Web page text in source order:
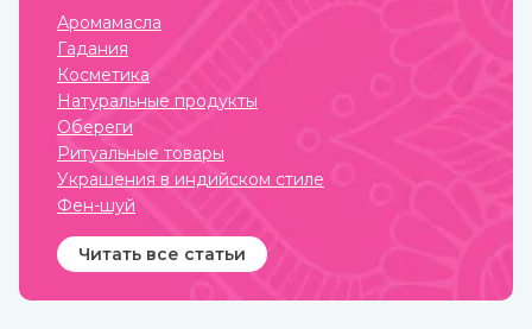
Аромамасла
Гадания
Косметика
Натуральные продукты
Обереги
Ритуальные товары
Украшения в индийском стиле
Фен-шуй
Читать все статьи